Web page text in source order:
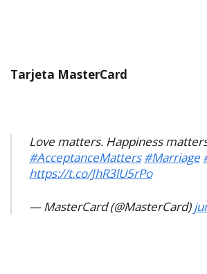
Tarjeta MasterCard
Love matters. Happiness
#AcceptanceMatters #Marriage
https://t.co/JhR3lU5rPo
— MasterCard (@MasterCard)